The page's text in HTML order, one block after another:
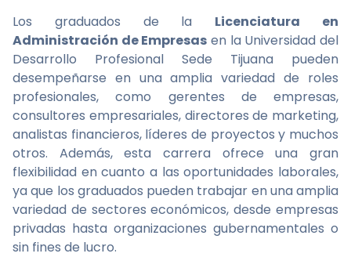
Los graduados de la Licenciatura en
Administración de Empresas en la Universidad del
Desarrollo Profesional Sede Tijuana pueden
desempeñarse en una amplia variedad de roles
profesionales, como gerentes de empresas,
consultores empresariales, directores de marketing,
analistas financieros, líderes de proyectos y muchos
otros. Además, esta carrera ofrece una gran
flexibilidad en cuanto a las oportunidades laborales,
ya que los graduados pueden trabajar en una amplia
variedad de sectores económicos, desde empresas
privadas hasta organizaciones gubernamentales o
sin fines de lucro.